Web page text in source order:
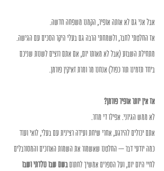
אבל אני גם לא אותה אופיר, הקמנו משפחה חדשה.
אז החלטתי לחבר, ולשמחתי הרבה גם בעלי היקר הסכים עם הגישה.
מתחילת השבוע (אבל לא מאותו יום, אם אתם רוצים לשנות שניכם
ביחד תזמינו תור כפול) אנחנו מר ומרת זאיקין פורמן.
אז אין יותר אופיר פורמן?
לא ממש הגיוני. אפילו די מוזר.
אתם יכולים להירגע, אחרי שיחת ועידה רצינית עם בעלי, לואי ועוד
כמה יודעי דבר – החלטנו שאשמור את השמות הארוכים והמסורבלים
לחיי היום יום, ועל הספרים אמשיך לחתום בשם שבו נולדתי ושבו